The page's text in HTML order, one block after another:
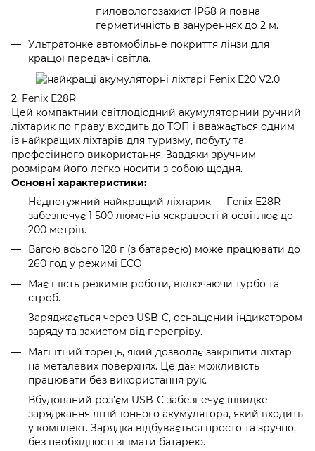
пиловологозахист IP68 й повна
герметичність в зануреннях до 2 м.
Ультратонке автомобільне покриття лінзи для
кращої передачі світла.
2. Fenix E28R
Цей компактний світлодіодний акумуляторний ручний
ліхтарик по праву входить до ТОП і вважається одним
із найкращих ліхтарів для туризму, побуту та
професійного використання. Завдяки зручним
розмірам його легко носити з собою щодня.
Основні характеристики:
Надпотужний найкращий ліхтарик — Fenix E28R
забезпечує 1 500 люменів яскравості й освітлює до
200 метрів.
Вагою всього 128 г (з батареєю) може працювати до
260 год у режимі ECO
Має шість режимів роботи, включаючи турбо та
строб.
Заряджається через USB-C, оснащений індикатором
заряду та захистом від перегріву.
Магнітний торець, який дозволяє закріпити ліхтар
на металевих поверхнях. Це дає можливість
працювати без використання рук.
Вбудований роз’єм USB-C забезпечує швидке
заряджання літій-іонного акумулятора, який входить
у комплект. Зарядка відбувається просто та зручно,
без необхідності знімати батарею.